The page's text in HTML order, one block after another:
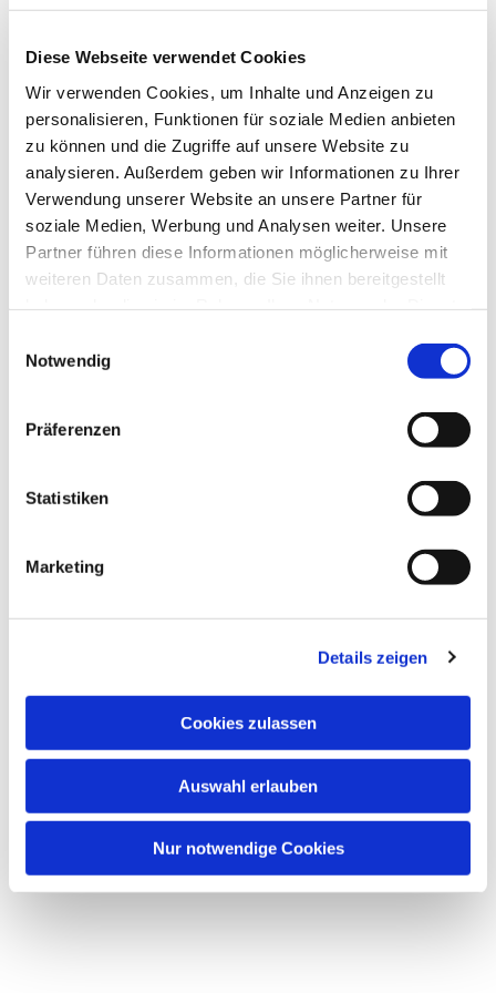
Diese Webseite verwendet Cookies
Wir verwenden Cookies, um Inhalte und Anzeigen zu
personalisieren, Funktionen für soziale Medien anbieten
zu können und die Zugriffe auf unsere Website zu
analysieren. Außerdem geben wir Informationen zu Ihrer
Verwendung unserer Website an unsere Partner für
soziale Medien, Werbung und Analysen weiter. Unsere
Partner führen diese Informationen möglicherweise mit
weiteren Daten zusammen, die Sie ihnen bereitgestellt
Notwendig
Präferenzen
Statistiken
Marketing
Details zeigen
Cookies zulassen
Auswahl erlauben
Nur notwendige Cookies
Dies könnte Sie auch